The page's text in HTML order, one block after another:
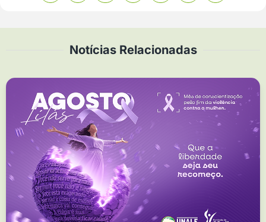
Notícias Relacionadas